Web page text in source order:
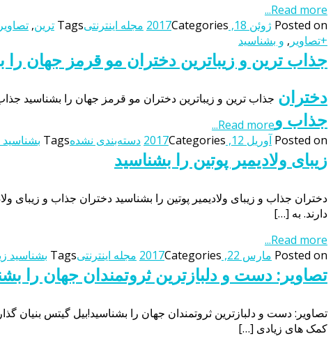
Read more...
Posted on ژوئن 18, 2017 Categories مجله اینترنتیTags ترین,
+تصاویر , و بشناسید
جذاب ترین و زیباترین دختران مو قرمز جهان را
جذاب ترین و زیباترین دختران مو قرمز جهان را بشناسید
Read more...
Posted on آوریل 12, 2017 Categories دسته‌بندی نشدهTags
دختران
جذاب و
زیبای ولادیمیر پوتین را بشناسید
دختران جذاب و زیبای ولادیمیر پوتین را بشناسید دختران جذاب و
دارند. به […]
Read more...
Posted on مارس 22, 2017 Categories مجله اینترنتیTags بشناسید
تصاویر: دست و دلبازترین ثروتمندان جهان را
تصاویر: دست و دلبازترین ثروتمندان جهان را بشناسید!بیل گیتس
کمک های زیادی […]